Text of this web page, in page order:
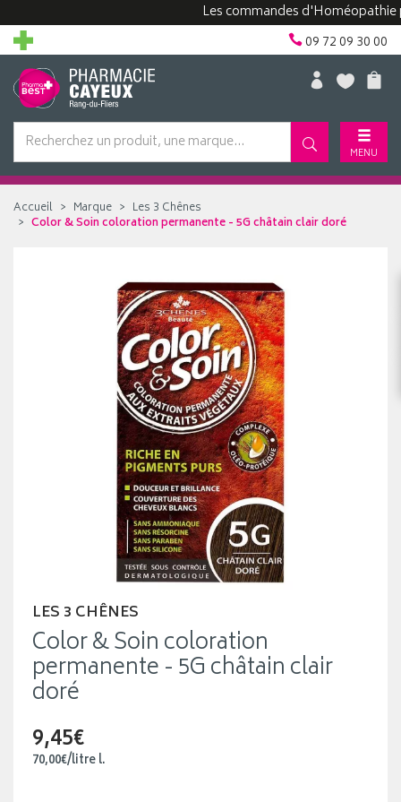
Les commandes d'Homéopathie
09 72 09 30 00
MENU
Accueil Marque
Les 3 Chênes
Color & Soin coloration permanente - 5G châtain clair doré
LES 3 CHÊNES
Color & Soin coloration
permanente - 5G châtain clair
doré
9,45€
70,00€/litrel.